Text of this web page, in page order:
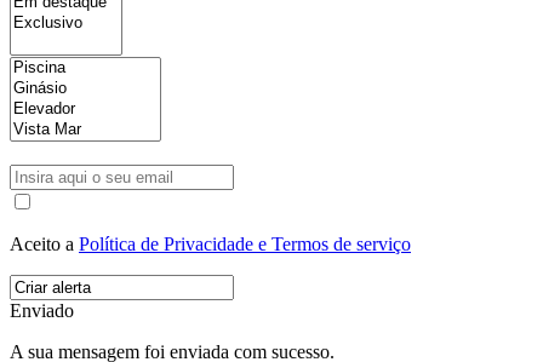
Aceito a Política de Privacidade e Termos de serviço
Enviado
A sua mensagem foi enviada com sucesso.